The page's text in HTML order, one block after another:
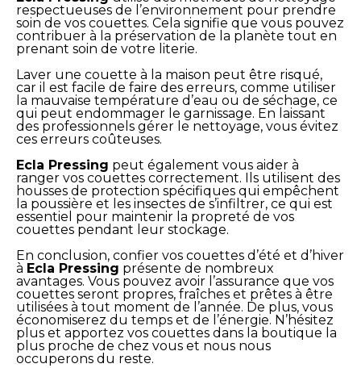
respectueuses de l’environnement pour prendre
soin de vos couettes. Cela signifie que vous pouvez
contribuer à la préservation de la planète tout en
prenant soin de votre literie.
Laver une couette à la maison peut être risqué,
car il est facile de faire des erreurs, comme utiliser
la mauvaise température d’eau ou de séchage, ce
qui peut endommager le garnissage. En laissant
des professionnels gérer le nettoyage, vous évitez
ces erreurs coûteuses.
Ecla Pressing peut également vous aider à
ranger vos couettes correctement. Ils utilisent des
housses de protection spécifiques qui empêchent
la poussière et les insectes de s’infiltrer, ce qui est
essentiel pour maintenir la propreté de vos
couettes pendant leur stockage.
En conclusion, confier vos couettes d’été et d’hiver
à Ecla Pressing présente de nombreux
avantages. Vous pouvez avoir l’assurance que vos
couettes seront propres, fraîches et prêtes à être
utilisées à tout moment de l’année. De plus, vous
économiserez du temps et de l’énergie. N’hésitez
plus et apportez vos couettes dans la boutique la
plus proche de chez vous et nous nous
occuperons du reste.